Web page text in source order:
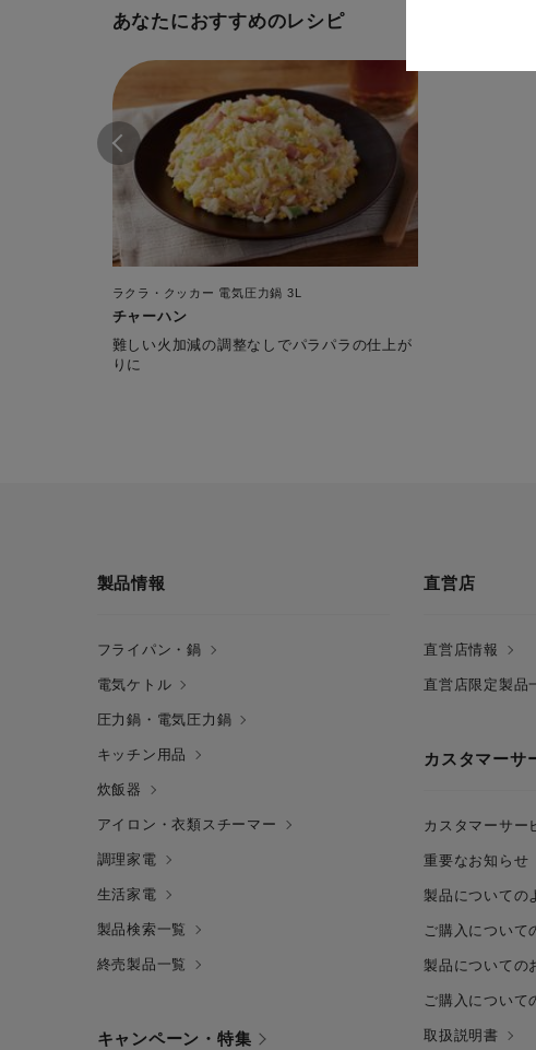
あなたにおすすめのレシピ
ラクラ・クッカー 電気圧力鍋 3L
チャーハン
難しい火加減の調整なしでパラパラの仕上が
りに
製品情報
フライパン・鍋
電気ケトル
圧力鍋・電気圧力鍋
キッチン用品
炊飯器
アイロン・衣類スチーマー
調理家電
生活家電
製品検索一覧
終売製品一覧
キャンペーン・特集
直営店
直営店情報
直営店限定製品
カスタマーサ
カスタマーサー
重要なお知らせ
製品についての
ご購入について
製品についての
ご購入について
取扱説明書